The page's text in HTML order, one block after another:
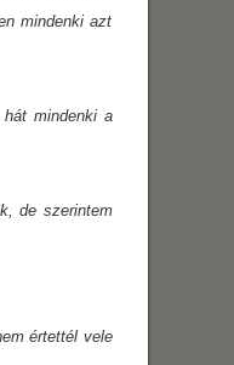
mindenki azt
mindenki a
de szerintem
értettél vele